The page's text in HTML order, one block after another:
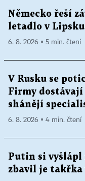
Německo řeší
letadlo v
6. 8. 2026 ▪ 5 min. čtení
V Rusku se
Firmy
shánějí
6. 8. 2026 ▪ 4 min. čtení
Putin si
zbavil je takřka